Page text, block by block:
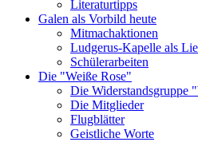
Literaturtipps
Galen als Vorbild heute
Mitmachaktionen
Ludgerus-Kapelle als
Schülerarbeiten
Die "Weiße Rose"
Die Widerstandsgruppe
Die Mitglieder
Flugblätter
Geistliche Worte